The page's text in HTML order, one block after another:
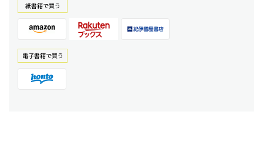
紙書籍で買う
電⼦書籍で買う